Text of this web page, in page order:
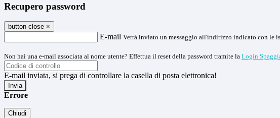
Recupero password
button close ×
E-mail Verrà inviato un messaggio all'indirizzo indicato con le
Non hai una e-mail associata al nome utente? Effettua il reset della password tramite la Login
E-mail inviata, si prega di controllare la casella di posta elettronica!
Errore
Chiudi